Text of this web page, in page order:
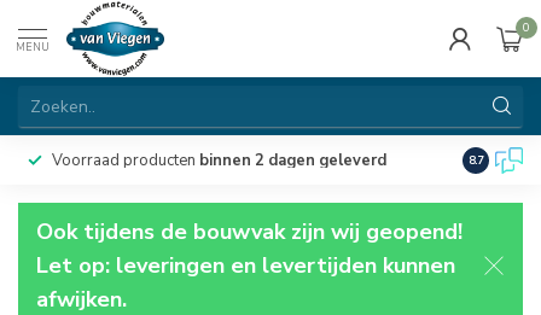
MENU
0
Voorraad producten binnen 2 dagen geleverd 8.7
Ook tijdens de bouwvak zijn wij geopend!
Let op: leveringen en levertijden kunnen
afwijken.